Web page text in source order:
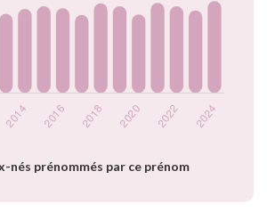
nés prénommés par ce prénom